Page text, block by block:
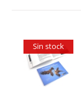
Sin stock